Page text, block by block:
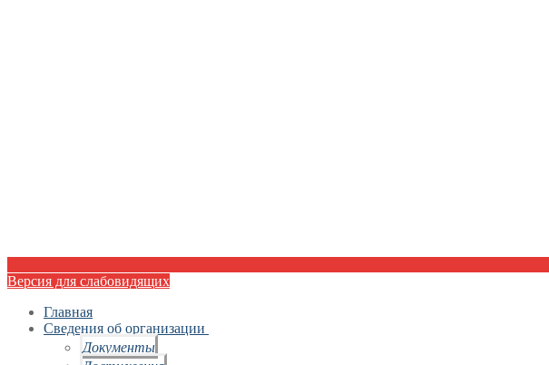
Версия для слабовидящих
Главная
Сведения об организации
Документы